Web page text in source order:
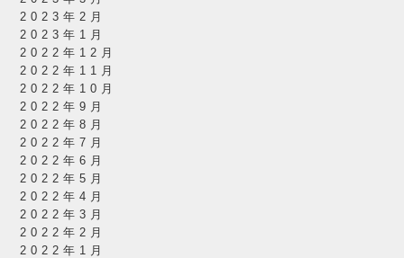
2023年2月
2023年1月
2022年12月
2022年11月
2022年10月
2022年9月
2022年8月
2022年7月
2022年6月
2022年5月
2022年4月
2022年3月
2022年2月
2022年1月